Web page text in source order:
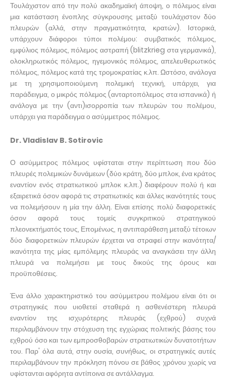
Τουλάχιστον από την πολύ ακαδημαϊκή άποψη, ο πόλεμος είναι
μια κατάσταση ένοπλης σύγκρουσης μεταξύ τουλάχιστον δύο
πλευρών (αλλά, στην πραγματικότητα, κρατών). Ιστορικά,
υπάρχουν διάφοροι τύποι πολέμου: συμβατικός πόλεμος,
εμφύλιος πόλεμος, πόλεμος αστραπή (blitzkrieg στα γερμανικά),
ολοκληρωτικός πόλεμος, ηγεμονικός πόλεμος, απελευθερωτικός
πόλεμος, πόλεμος κατά της τρομοκρατίας κ.λπ. Ωστόσο, ανάλογα
με τη χρησιμοποιούμενη πολεμική τεχνική, υπάρχει, για
παράδειγμα, ο μικρός πόλεμος (ανταρτοπόλεμος στα ισπανικά) ή
ανάλογα με την (αντι)ισορροπία των πλευρών του πολέμου,
υπάρχει για παράδειγμα ο ασύμμετρος πόλεμος.
Dr. Vladislav B. Sotirovic
Ο ασύμμετρος πόλεμος υφίσταται στην περίπτωση που δύο
πλευρές πολεμικών δυνάμεων (δύο κράτη, δύο μπλοκ, ένα κράτος
εναντίον ενός στρατιωτικού μπλοκ κ.λπ.) διαφέρουν πολύ ή και
εξαιρετικά όσον αφορά τις στρατιωτικές και άλλες ικανότητές τους
να πολεμήσουν η μία την άλλη. Είναι επίσης πολύ διαφορετικές
όσον αφορά τους τομείς συγκριτικού στρατηγικού
πλεονεκτήματός τους, Επομένως, η αντιπαράθεση μεταξύ τέτοιων
δύο διαφορετικών πλευρών έρχεται να στραφεί στην ικανότητα/
ικανότητα της μίας εμπόλεμης πλευράς να αναγκάσει την άλλη
πλευρά να πολεμήσει με τους δικούς της όρους και
προϋποθέσεις.
Ένα άλλο χαρακτηριστικό του ασύμμετρου πολέμου είναι ότι οι
στρατηγικές που υιοθετεί σταθερά η ασθενέστερη πλευρά
εναντίον της ισχυρότερης πλευράς (εχθρού) συχνά
περιλαμβάνουν την στόχευση της εγχώριας πολιτικής βάσης του
εχθρού όσο και των εμπροσθοβαρών στρατιωτικών δυνατοτήτων
του. Παρ' όλα αυτά, στην ουσία, συνήθως, οι στρατηγικές αυτές
περιλαμβάνουν την πρόκληση πόνου σε βάθος χρόνου χωρίς να
υφίστανται αφόρητα αντίποινα σε αντάλλαγμα.